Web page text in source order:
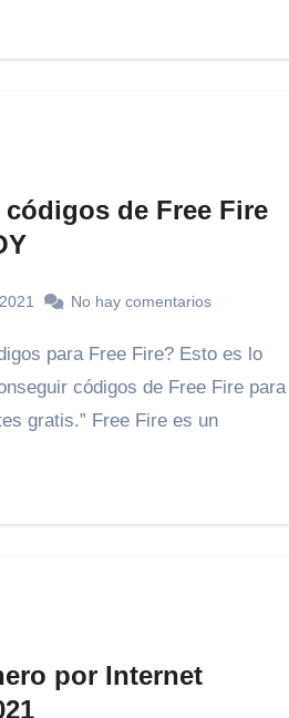
códigos de Free Fire
No hay comentarios
códigos de Free Fire para
gratis.” Free Fire es un
por Internet